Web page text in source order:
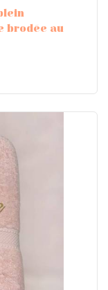
brodée au